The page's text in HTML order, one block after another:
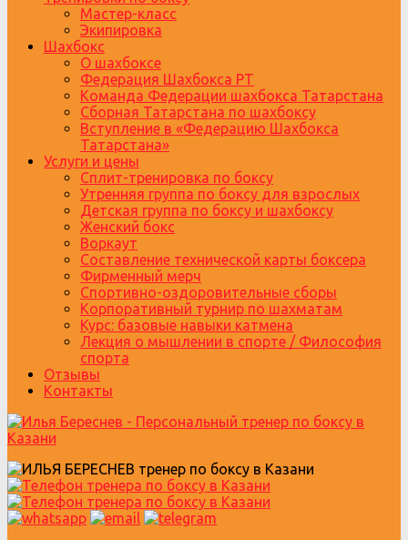
Мастер-класс
Экипировка
Шахбокс
О шахбоксе
Федерация Шахбокса РТ
Команда Федерации шахбокса Татарстана
Сборная Татарстана по шахбоксу
Вступление в «Федерацию Шахбокса
Татарстана»
Услуги и цены
Сплит-тренировка по боксу
Утренняя группа по боксу для взрослых
Детская группа по боксу и шахбоксу
Женский бокс
Воркаут
Составление технической карты боксера
Фирменный мерч
Спортивно-оздоровительные сборы
Корпоративный турнир по шахматам
Курс: базовые навыки катмена
Лекция о мышлении в спорте / Философия
спорта
Отзывы
Контакты